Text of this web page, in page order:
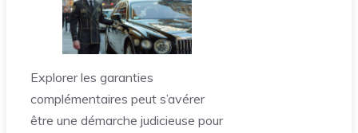
Explorer les garanties
complémentaires peut s’avérer
être une démarche judicieuse pour